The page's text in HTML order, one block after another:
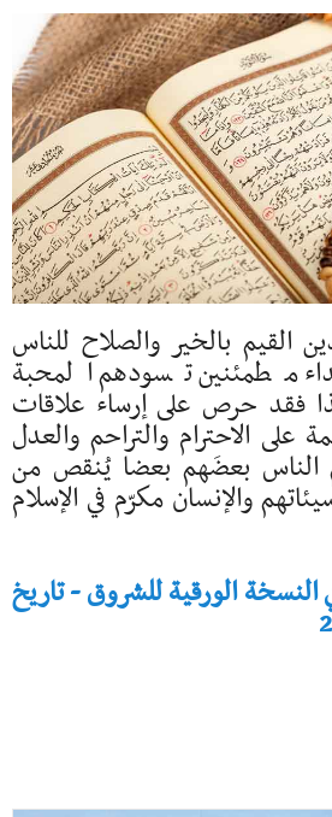
القيم بالخير والصلاح للناس
مطمئنين تسودهم المحبة
فقد حرص على إرساء علاقات
على الاحترام والتراحم والعدل
الناس بعضَهم بعضا يُنقص من
والإنسان مكرّم في الإسلام
النسخة الورقية للشروق - تاريخ